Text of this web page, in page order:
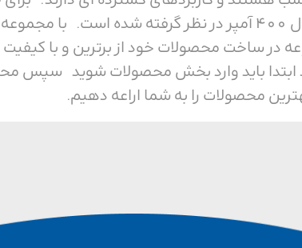
ما همراه باشید. ولتاژ این محصول 400 آمپر در نظر
در ساخت محصولات خود از برترین و با
ابتدا باید وارد بخش محصولات شوید سپس
محصولات را به شما اراعه دهیم.